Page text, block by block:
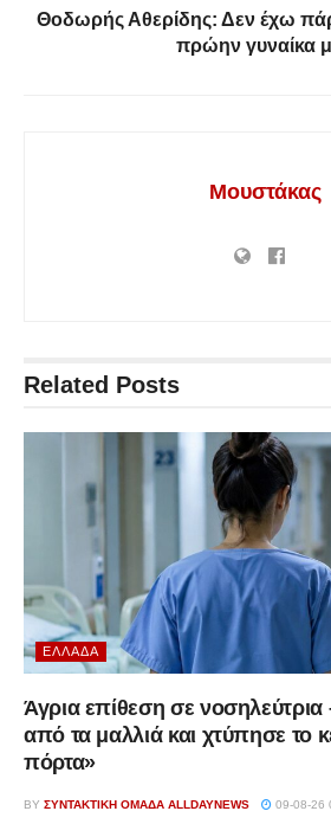
Θοδωρής Αθερίδης: Δεν έχω
πρώην γυναίκα
Μουστάκας
Related Posts
ΕΛΛΆΔΑ
Άγρια επίθεση σε
από τα μαλλιά και χτύπησε το
πόρτα»
BY ΣΥΝΤΑΚΤΙΚΉ ΟΜΆΔΑ ALLDAYNEWS 09-08-26